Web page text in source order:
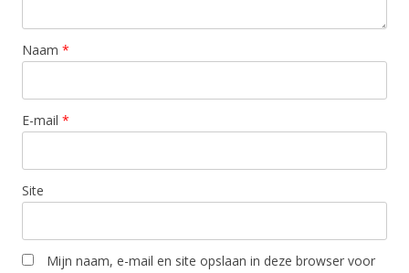
Naam *
E-mail *
Site
Mijn naam, e-mail en site opslaan in deze browser voor